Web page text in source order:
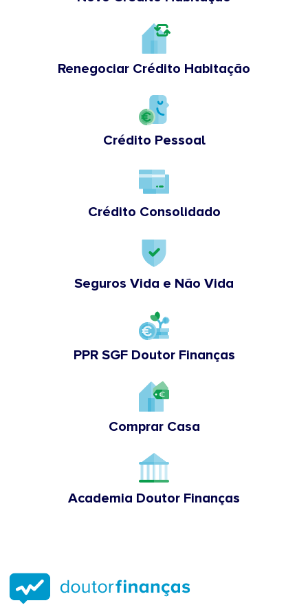
Renegociar Crédito Habitação
Crédito Pessoal
Crédito Consolidado
Seguros Vida e Não Vida
PPR SGF Doutor Finanças
Comprar Casa
Academia Doutor Finanças